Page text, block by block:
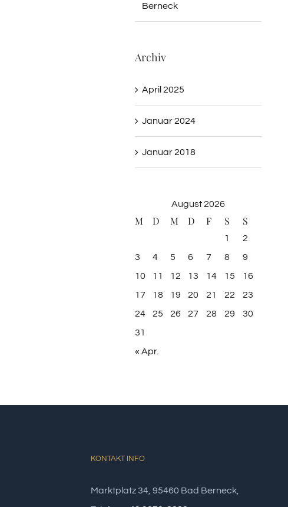
Berneck
Archiv
April 2025
Januar 2024
Januar 2018
August 2026
M D M D F S S
1
2
3
4 5 6 7 8
9
10
11 12 13 14 15
16
17
18 19 20 21 22
23
24
25 26 27 28 29
30
31
« Apr.
KONTAKT INFO
Marktplatz 34, 95460 Bad Berneck,